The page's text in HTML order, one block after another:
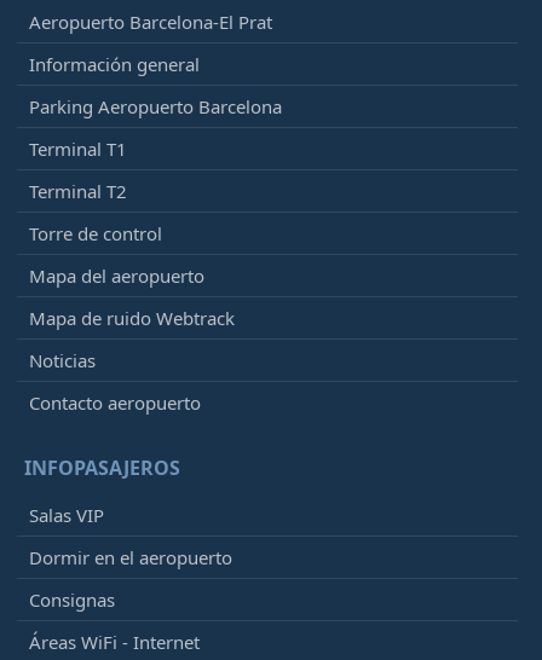
Aeropuerto Barcelona-El Prat
Información general
Parking Aeropuerto Barcelona
Terminal T1
Terminal T2
Torre de control
Mapa del aeropuerto
Mapa de ruido Webtrack
Noticias
Contacto aeropuerto
INFOPASAJEROS
Salas VIP
Dormir en el aeropuerto
Consignas
Áreas WiFi - Internet